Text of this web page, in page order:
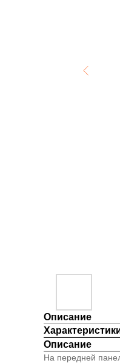
Описание
Описание
На передней